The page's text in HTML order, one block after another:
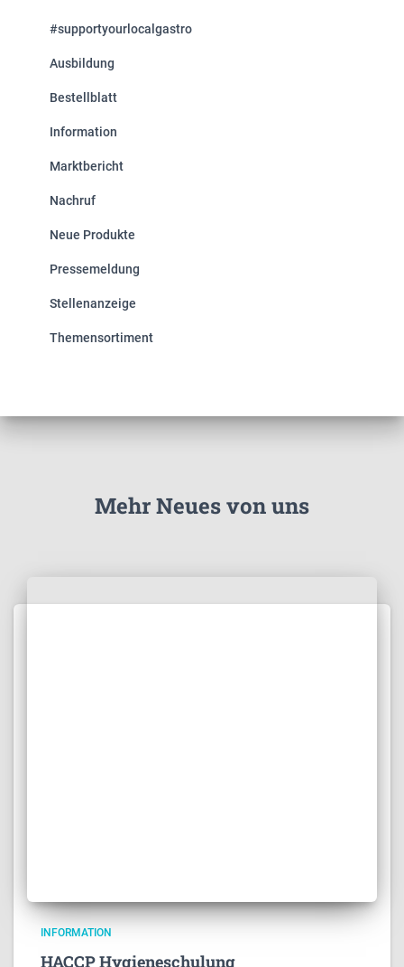
#supportyourlocalgastro
Ausbildung
Bestellblatt
Information
Marktbericht
Nachruf
Neue Produkte
Pressemeldung
Stellenanzeige
Themensortiment
Mehr Neues von uns
INFORMATION
HACCP Hygieneschulung